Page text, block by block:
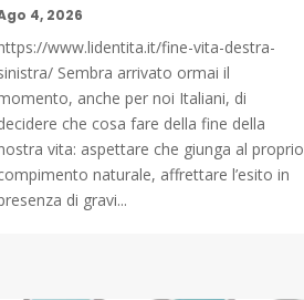
4, 2026
www.lidentita.it/fine-vita-destra-
Sembra arrivato ormai il
anche per noi Italiani, di
che cosa fare della fine della
vita: aspettare che giunga al proprio
naturale, affrettare l’esito in
di gravi...